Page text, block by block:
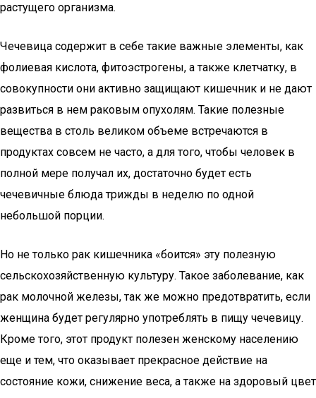
растущего организма.
Чечевица содержит в себе такие важные элементы, как
фолиевая кислота, фитоэстрогены, а также клетчатку, в
совокупности они активно защищают кишечник и не дают
развиться в нем раковым опухолям. Такие полезные
вещества в столь великом объеме встречаются в
продуктах совсем не часто, а для того, чтобы человек в
полной мере получал их, достаточно будет есть
чечевичные блюда трижды в неделю по одной
небольшой порции.
Но не только рак кишечника «боится» эту полезную
сельскохозяйственную культуру. Такое заболевание, как
рак молочной железы, так же можно предотвратить, если
женщина будет регулярно употреблять в пищу чечевицу.
Кроме того, этот продукт полезен женскому населению
еще и тем, что оказывает прекрасное действие на
состояние кожи, снижение веса, а также на здоровый цвет